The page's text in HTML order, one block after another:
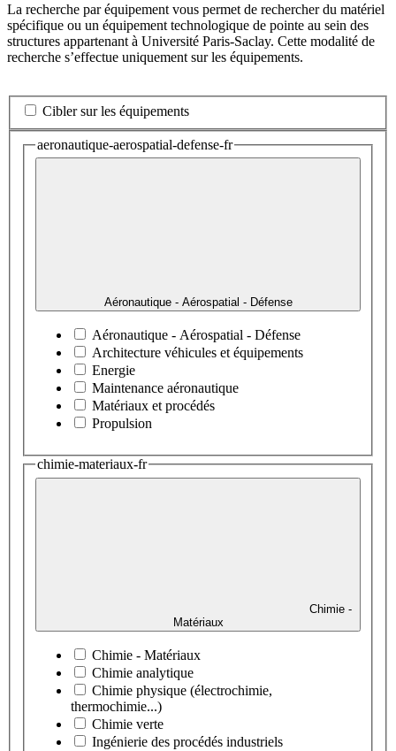
La recherche par équipement vous permet de rechercher du matériel
spécifique ou un équipement technologique de pointe au sein des
structures appartenant à Université Paris-Saclay. Cette modalité de
recherche s’effectue uniquement sur les équipements.
Cibler sur les équipements
aeronautique-aerospatial-defense-fr
Aéronautique - Aérospatial - Défense
Aéronautique - Aérospatial - Défense
Architecture véhicules et équipements
Energie
Maintenance aéronautique
Matériaux et procédés
Propulsion
chimie-materiaux-fr
Chimie -
Matériaux
Chimie - Matériaux
Chimie analytique
Chimie physique (électrochimie,
thermochimie...)
Chimie verte
Ingénierie des procédés industriels